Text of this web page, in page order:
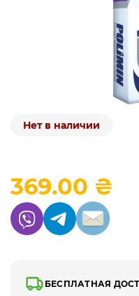
Нет в наличии
369.00 ₴
БЕСПЛАТНАЯ